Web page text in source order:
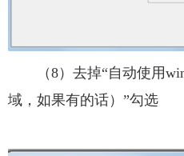
（8）去掉“自动使用
域，如果有的话）”勾选